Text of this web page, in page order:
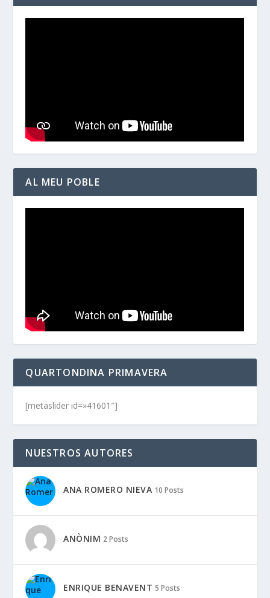
AL MEU POBLE
QUARTONDINA PRIMAVERA
[metaslider id=»41601″]
NUESTROS AUTORES
ANA ROMERO NIEVA 10 Posts
ANÒNIM 2 Posts
ENRIQUE BENAVENT 5 Posts